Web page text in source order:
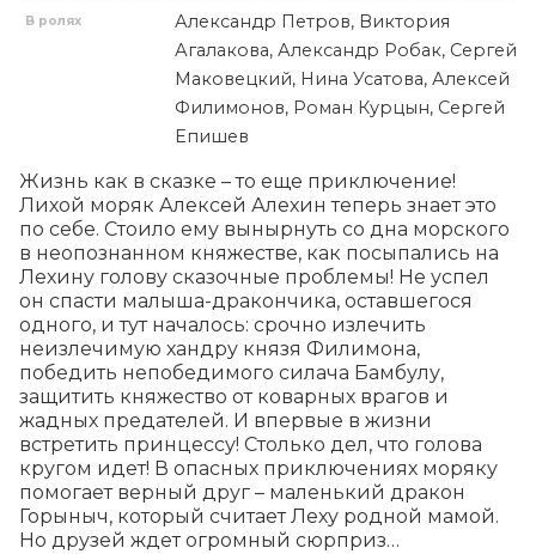
В ролях
Александр Петров, Виктория
Агалакова, Александр Робак, Сергей
Маковецкий, Нина Усатова, Алексей
Филимонов, Роман Курцын, Сергей
Епишев
Жизнь как в сказке – то еще приключение!
Лихой моряк Алексей Алехин теперь знает это
по себе. Стоило ему вынырнуть со дна морского
в неопознанном княжестве, как посыпались на
Лехину голову сказочные проблемы! Не успел
он спасти малыша-дракончика, оставшегося
одного, и тут началось: срочно излечить
неизлечимую хандру князя Филимона,
победить непобедимого силача Бамбулу,
защитить княжество от коварных врагов и
жадных предателей. И впервые в жизни
встретить принцессу! Столько дел, что голова
кругом идет! В опасных приключениях моряку
помогает верный друг – маленький дракон
Горыныч, который считает Леху родной мамой.
Но друзей ждет огромный сюрприз…